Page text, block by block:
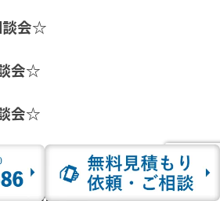
談会☆
会☆
会☆
会☆